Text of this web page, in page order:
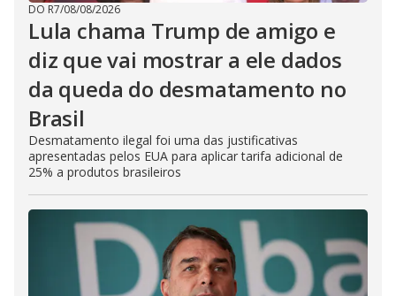
DO R7/08/08/2026
Lula chama Trump de amigo e
diz que vai mostrar a ele dados
da queda do desmatamento no
Brasil
Desmatamento ilegal foi uma das justificativas
apresentadas pelos EUA para aplicar tarifa adicional de
25% a produtos brasileiros